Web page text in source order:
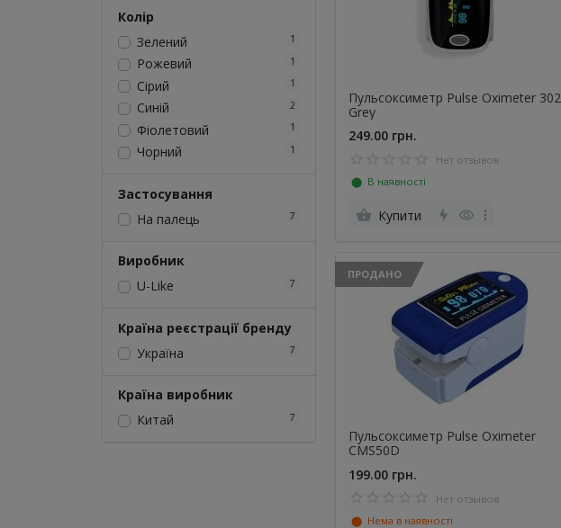
Колір
Зелений
1
Рожевий 1
Сірий 1
Синій 2
Фіолетовий 1
Чорний 1
Застосування
На палець
7
Виробник
U-Like
7
Країна реєстрації бренду
Україна
7
Країна виробник
Китай
7
Пульсоксиметр Pulse Oximeter 302
Grey
249.00 грн.
Нет отзывов
⬤ В наявності
Купити
ПРОДАНО
Пульсоксиметр Pulse Oximeter
CMS50D
199.00 грн.
Нет отзывов
⬤ Нема в наявності